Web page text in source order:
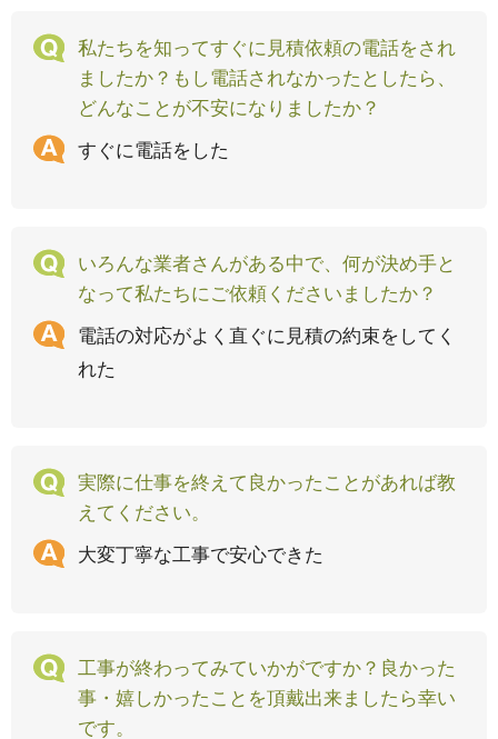
私たちを知ってすぐに見積依頼の電話をされ
ましたか？もし電話されなかったとしたら、
どんなことが不安になりましたか？
すぐに電話をした
いろんな業者さんがある中で、何が決め手と
なって私たちにご依頼くださいましたか？
電話の対応がよく直ぐに見積の約束をしてく
れた
実際に仕事を終えて良かったことがあれば教
えてください。
大変丁寧な工事で安心できた
工事が終わってみていかがですか？良かった
事・嬉しかったことを頂戴出来ましたら幸い
です。